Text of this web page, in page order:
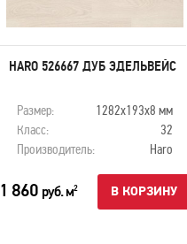
HARO 526667 ДУБ ЭДЕЛЬВЕЙС
Размер:
1282х193х8 мм
Класс:
32
Производитель:
Haro
1 860 руб. м2 В КОРЗИНУ